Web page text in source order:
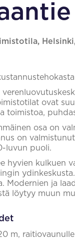
ovat
toimistoa,
osa on
on
luvun puoli.
hyvien kulkuen
Modernien ja
löytyy muun
m,